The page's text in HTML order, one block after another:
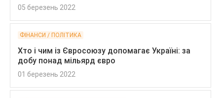
05 березень 2022
ФІНАНСИ / ПОЛІТИКА
Хто і чим із Євросоюзу допомагає Україні: за
добу понад мільярд євро
01 березень 2022